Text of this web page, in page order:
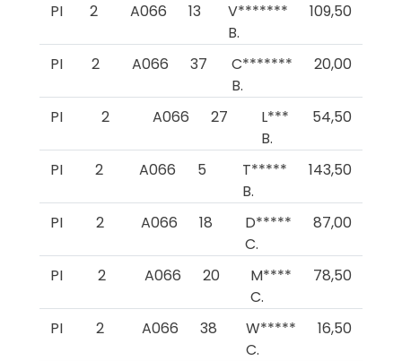
PI 2 A066 13
V*******
B.
109,50
PI 2 A066 37
C*******
B.
20,00
PI 2 A066 27
L***
B.
54,50
PI 2 A066 5
T*****
B.
143,50
PI 2 A066 18
D*****
C.
87,00
PI 2 A066 20
M****
C.
78,50
PI 2 A066 38
W*****
C.
16,50